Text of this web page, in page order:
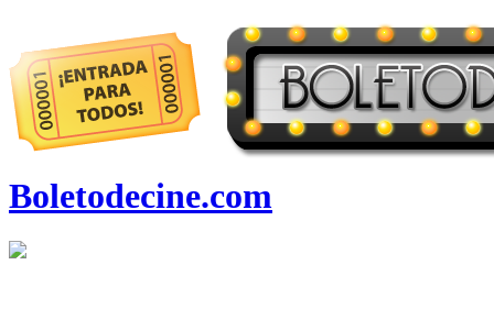
Boletodecine.com